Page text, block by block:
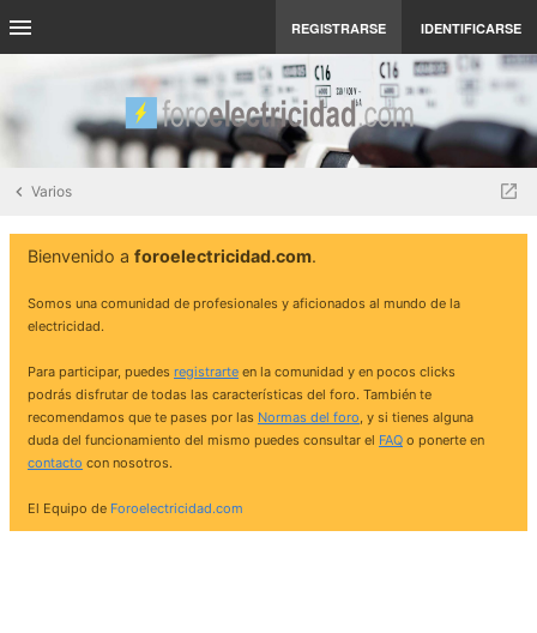
REGISTRARSE IDENTIFICARSE
Varios
Bienvenido a foroelectricidad.com.
Somos una comunidad de profesionales y aficionados al mundo de la
electricidad.
Para participar, puedes registrarte en la comunidad y en pocos clicks
podrás disfrutar de todas las características del foro. También te
recomendamos que te pases por las Normas del foro, y si tienes alguna
duda del funcionamiento del mismo puedes consultar el FAQ o ponerte en
contacto con nosotros.
El Equipo de Foroelectricidad.com